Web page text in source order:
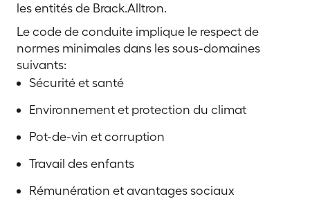
les entités de Brack.Alltron.
Le code de conduite implique le respect de
normes minimales dans les sous-domaines
suivants:
Sécurité et santé
Environnement et protection du climat
Pot-de-vin et corruption
Travail des enfants
Rémunération et avantages sociaux